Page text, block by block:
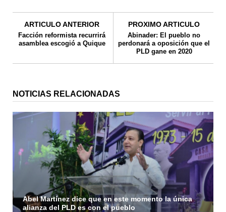
ARTICULO ANTERIOR
Facción reformista recurrirá
asamblea escogió a Quique
PROXIMO ARTICULO
Abinader: El pueblo no
perdonará a oposición que el
PLD gane en 2020
NOTICIAS RELACIONADAS
Abel Martínez dice que en este momento la única
alianza del PLD es con el pueblo